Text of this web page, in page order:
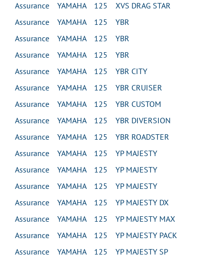
Assurance YAMAHA 125 XVS DRAG STAR
Assurance YAMAHA 125 YBR
Assurance YAMAHA 125 YBR
Assurance YAMAHA 125 YBR
Assurance YAMAHA 125 YBR CITY
Assurance YAMAHA 125 YBR CRUISER
Assurance YAMAHA 125 YBR CUSTOM
Assurance YAMAHA 125 YBR DIVERSION
Assurance YAMAHA 125 YBR ROADSTER
Assurance YAMAHA 125 YP MAJESTY
Assurance YAMAHA 125 YP MAJESTY
Assurance YAMAHA 125 YP MAJESTY
Assurance YAMAHA 125 YP MAJESTY DX
Assurance YAMAHA 125 YP MAJESTY MAX
Assurance YAMAHA 125 YP MAJESTY PACK
Assurance YAMAHA 125 YP MAJESTY SP